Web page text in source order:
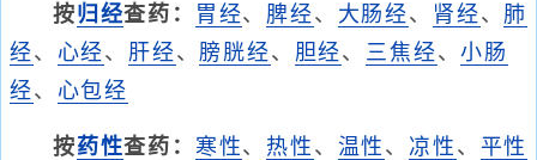
按归经查药： 胃经、 脾经、 大肠经、 肾经、 肺
经、 心经、 肝经、 膀胱经、 胆经、 三焦经、小肠
经、 心包经
按药性查药： 寒性、 热性 、 温性 、 凉性 、 平性